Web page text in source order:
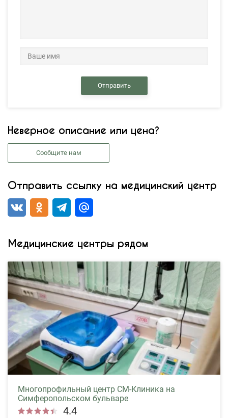
Отправить
Неверное описание или цена?
Сообщите нам
Отправить ссылку на медицинский центр
Медицинские центры рядом
Многопрофильный центр СМ-Клиника на
Симферопольском бульваре
4.4